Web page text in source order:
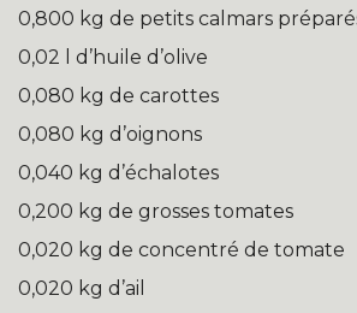
0,800 kg de petits calmars
0,02 l d’huile d’olive
0,080 kg de carottes
0,080 kg d’oignons
0,040 kg d’échalotes
0,200 kg de grosses tomates
0,020 kg de concentré de tomate
0,020 kg d’ail